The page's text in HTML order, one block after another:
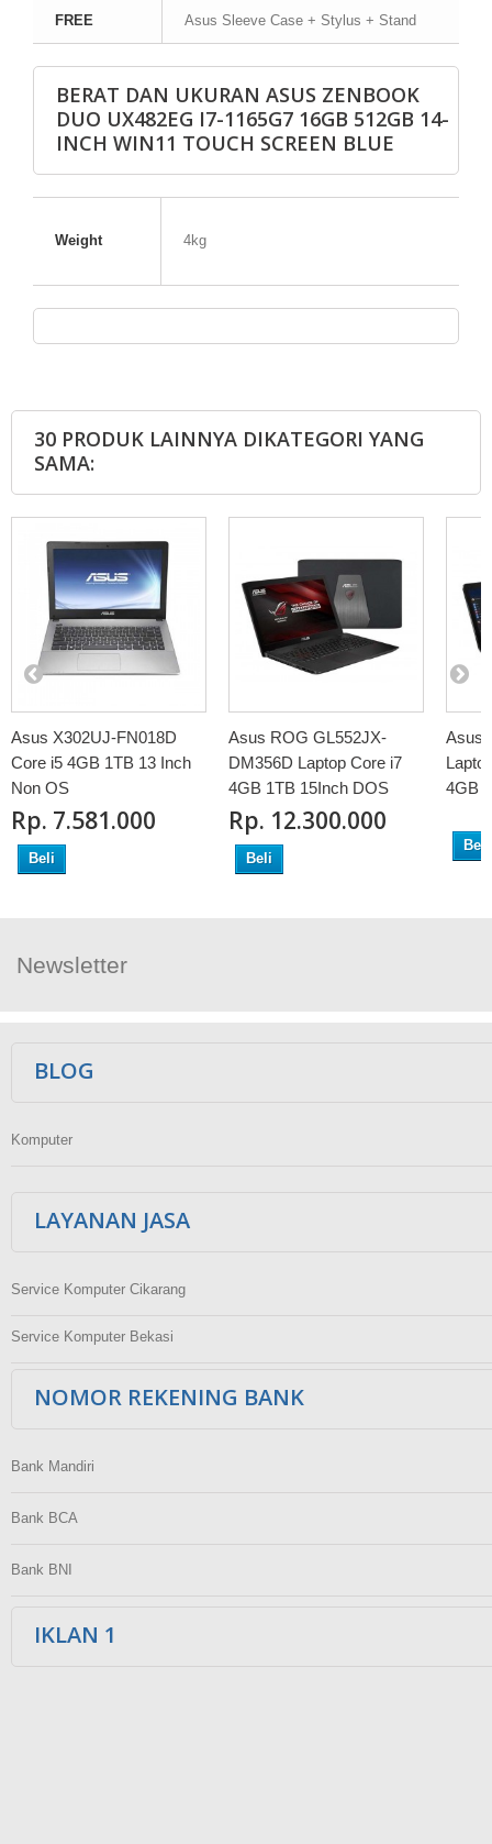
FREE Asus Sleeve Case + Stylus + Stand
BERAT DAN UKURAN ASUS ZENBOOK
DUO UX482EG I7-1165G7 16GB 512GB 14-
INCH WIN11 TOUCH SCREEN BLUE
Weight 4kg
30 PRODUK LAINNYA DIKATEGORI YANG
SAMA:
Asus X302UJ-FN018D
Core i5 4GB 1TB 13 Inch
Non OS
Rp‎. 7.581.000
Beli
Asus ROG GL552JX-
DM356D Laptop Core i7
4GB 1TB 15Inch DOS
Rp‎. 12.300.000
Beli
Asus
4GB
Beli
Newsletter
BLOG
Komputer
LAYANAN JASA
Service Komputer Cikarang
Service Komputer Bekasi
NOMOR REKENING BANK
Bank Mandiri
Bank BCA
Bank BNI
IKLAN 1